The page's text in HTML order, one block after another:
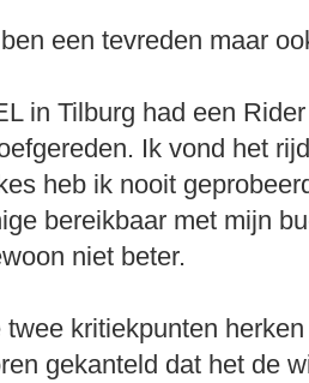
een tevreden maar
in Tilburg had een
Ik vond het
heb ik nooit
bereikbaar met mijn
niet beter.
twee kritiekpunten
gekanteld dat het de